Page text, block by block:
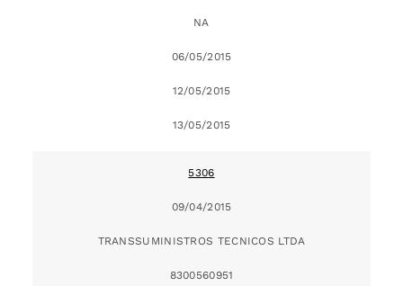
NA
06/05/2015
12/05/2015
13/05/2015
5306
09/04/2015
TRANSSUMINISTROS TECNICOS LTDA
8300560951